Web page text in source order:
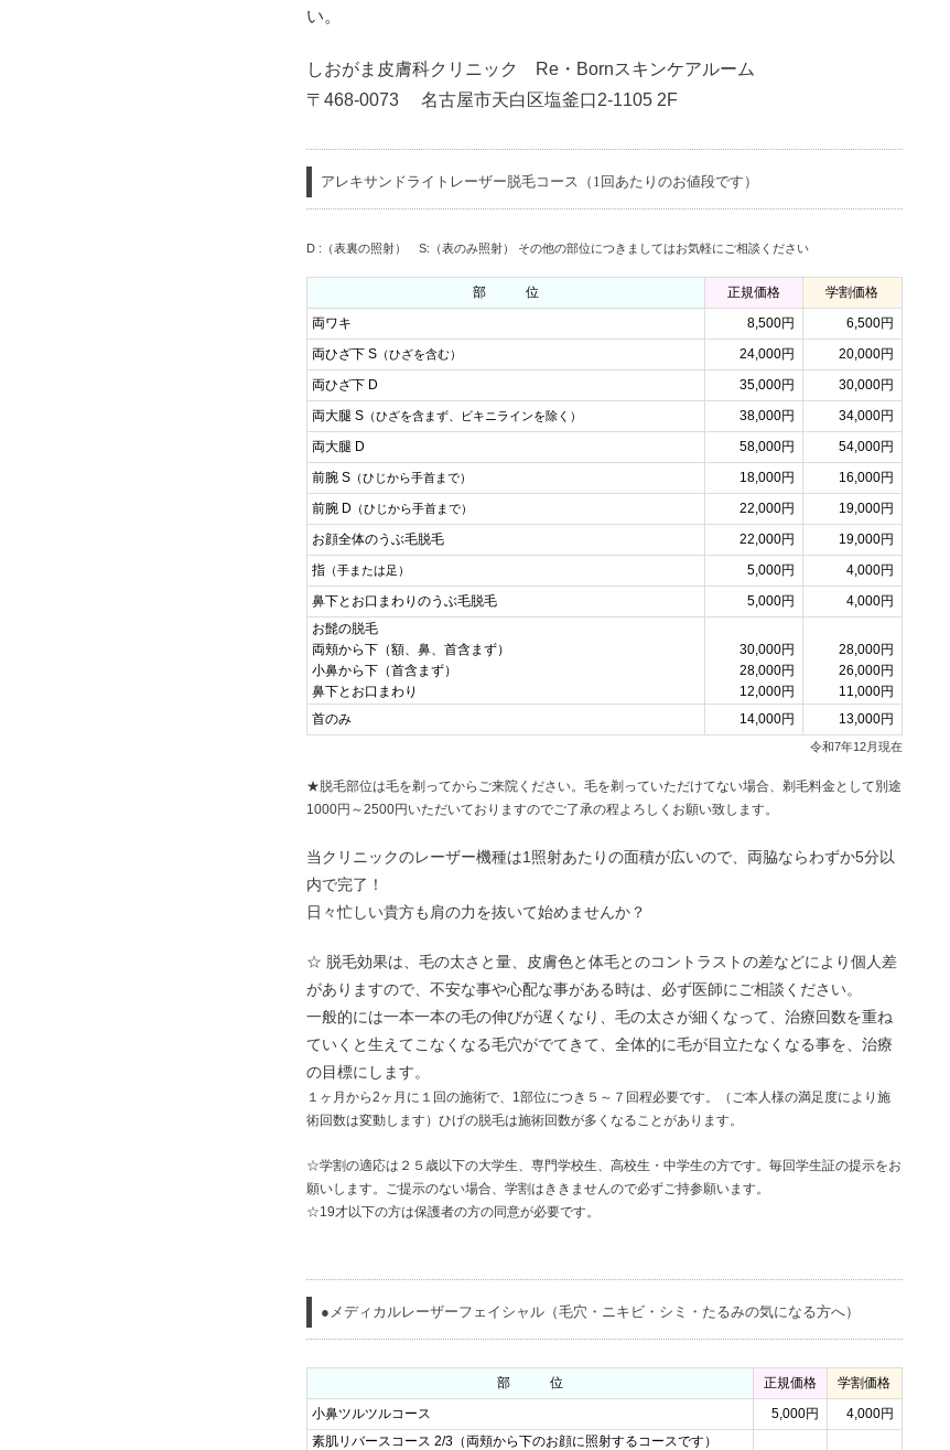
い。
しおがま皮膚科クリニック Re・Bornスキンケアルーム
〒468-0073 名古屋市天白区塩釜口2-1105 2F
アレキサンドライトレーザー脱毛コース（1回あたりのお値段です）
D :（表裏の照射） S:（表のみ照射） その他の部位につきましてはお気軽にご相談ください
部 位 正規価格
学割価格
両ワキ
8,500円
6,500円
両ひざ下 S（ひざを含む） 24,000円
20,000円
両ひざ下 D
35,000円
30,000円
両大腿 S（ひざを含まず、ビキニラインを除く） 38,000円
34,000円
両大腿 D
58,000円
54,000円
前腕 S（ひじから手首まで） 18,000円
16,000円
前腕 D （ひじから手首まで） 22,000円
19,000円
お顔全体のうぶ毛脱毛
22,000円
19,000円
指（手または足） 5,000円
4,000円
鼻下とお口まわりのうぶ毛脱毛
5,000円
4,000円
お髭の脱毛
両頬から下（額、鼻、首含まず）
小鼻から下（首含まず）
鼻下とお口まわり
30,000円
28,000円
12,000円
28,000円
26,000円
11,000円
首のみ
14,000円 13,000円
令和7年12月現在
★脱毛部位は毛を剃ってからご来院ください。毛を剃っていただけてない場合、剃毛料金として別途
1000円～2500円いただいておりますのでご了承の程よろしくお願い致します。
当クリニックのレーザー機種は1照射あたりの面積が広いので、両脇ならわずか5分以
内で完了！
日々忙しい貴方も肩の力を抜いて始めませんか？
☆ 脱毛効果は、毛の太さと量、皮膚色と体毛とのコントラストの差などにより個人差
がありますので、不安な事や心配な事がある時は、必ず医師にご相談ください。
一般的には一本一本の毛の伸びが遅くなり、毛の太さが細くなって、治療回数を重ね
ていくと生えてこなくなる毛穴がでてきて、全体的に毛が目立たなくなる事を、治療
の目標にします。
１ヶ月から2ヶ月に１回の施術で、1部位につき５～７回程必要です。（ご本人様の満足度により施
術回数は変動します）ひげの脱毛は施術回数が多くなることがあります。
☆学割の適応は２５歳以下の大学生、専門学校生、高校生・中学生の方です。毎回学生証の提示をお
願いします。ご提示のない場合、学割はききませんので必ずご持参願います。
☆19才以下の方は保護者の方の同意が必要です。
●メディカルレーザーフェイシャル（毛穴・ニキビ・シミ・たるみの気になる方へ）
部 位 正規価格
学割価格
小鼻ツルツルコース
5,000円
4,000円
素肌リバースコース 2/3（両頬から下のお顔に照射するコースです）